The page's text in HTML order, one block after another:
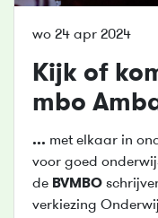
wo 24 apr 2024
Kijk of
mbo
... met elkaar in
voor goed
de BVMBO
verkiezing